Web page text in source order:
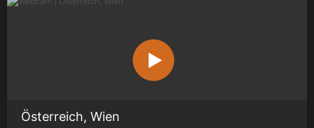
Österreich, Wien